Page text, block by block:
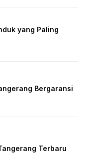
yang Paling
Bergaransi
Terbaru